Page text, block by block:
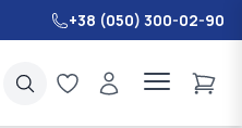
+38 (050) 300-02-90